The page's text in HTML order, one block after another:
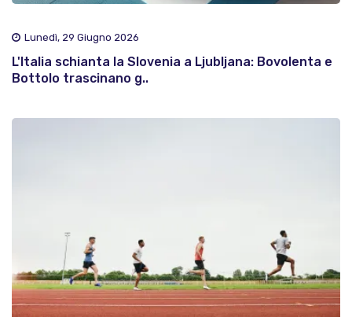
Lunedì, 29 Giugno 2026
L'Italia schianta la Slovenia a Ljubljana: Bovolenta e
Bottolo trascinano g..